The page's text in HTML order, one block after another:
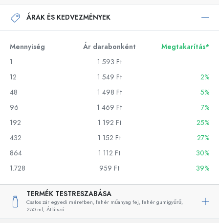
ÁRAK ÉS KEDVEZMÉNYEK
Mennyiség Ár darabonként
Megtakarítás*
1
1 593 Ft
12
1 549 Ft
2%
48
1 498 Ft
5%
96
1 469 Ft
7%
192
1 192 Ft
25%
432
1 152 Ft
27%
864
1 112 Ft
30%
1.728
959 Ft 39%
TERMÉK TESTRESZABÁSA
Csatos zár egyedi méretben, fehér műanyag fej, fehér gumigyűrű,
250 ml, Átlátszó